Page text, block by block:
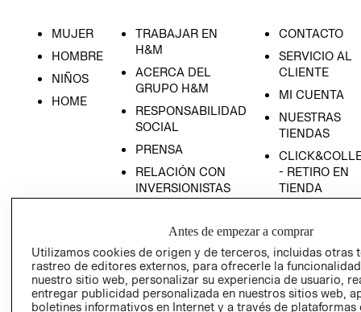
MUJER
HOMBRE
NIÑOS
HOME
TRABAJAR EN
H&M
ACERCA DEL
GRUPO H&M
RESPONSABILIDAD
SOCIAL
PRENSA
RELACIÓN CON
INVERSIONISTAS
EMPRESARIAL
CONTACTO
SERVICIO AL
CLIENTE
MI CUENTA
NUESTRAS
TIENDAS
- RETIRO EN
TIENDA
CONDICIONES
AVISO DE
PRIVACIDAD
GIFT CARD
Antes de empezar a comprar
Utilizamos cookies de origen y de terceros, incluidas otras
rastreo de editores externos, para ofrecerle la
nuestro sitio web, personalizar su experiencia de usuario,
entregar publicidad personalizada en nuestros sitios web,
boletines informativos en Internet y a través de plataformas